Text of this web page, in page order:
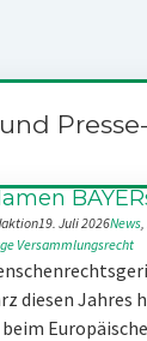
19. Juli 2026News,
Versammlungsrecht
diesen Jahres
beim